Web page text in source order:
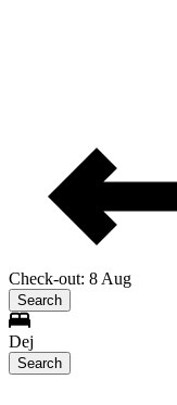
Check-out: 8 Aug
Search
Dej
Search